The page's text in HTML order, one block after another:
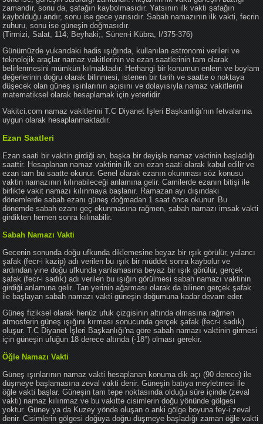
zamandır, sonu da, şafağın kaybolmasıdır. Yatsının ilk vakti şafağın
kaybolduğu andır, sonu ise gece yarısıdır. Sabah namazının ilk vakti, fecrin
zuhuru, sonu ise güneşin doğmasıdır.
(Tirmizi, Salat, 114; Beyhaki;, Sünen-i Kübra, I/375-376)
Günümüzde yukarıdaki hadis ışığında, kullanılan astronomi verileri ve
teknolojik araçlar namaz vakitlerinin ve ezan saatlerinin tam olarak
belirlenmesini mümkün kılmaktadır. Herhangi bir konumun enlem ve boylam
değerlerinin doğru olarak bilinmesi, istenen bir tarih ve saatte o noktaya
düşecek olan güneş ışınlarının açısını ve dolayısıyla namaz vakitlerini
matematiksel olarak hesaplamak için yeterlidir.
Vakitci.com namaz vakitlerini T.C Diyanet İşleri Başkanlığı'nın fetvalarına
uygun olarak hesaplanmaktadır.
Ezan Saatleri
Ezan saati bir vaktin girdiği an, başka bir deyişle namaz vaktinin başladığı
saattir. Hesaplanan namaz vaktinin ilk anı ezan saati olarak kabul edilir ve
ezan tam bu saatte okunur. Genel olarak ezanın okunması söz konusu
vaktin namazının kılınabileceği anlamına gelir. Camilerde ezanın bitişi ile
birlikte vakit namazı kılınmaya başlanır. Ramazan ayı dışındaki
dönemlerde sabah ezanı güneş doğmadan 1 saat önce okunur. Bu
dönemde sabah ezanı geç okunmasına rağmen, sabah namazı imsak vakti
girdikten hemen sonra kılınabilir.
Sabah Namazı Vakti
Gecenin sonunda doğu ufkunda diklemesine beyaz bir ışık görülür, yalancı
şafak (fecr-i kazip) adı verilen bu ışık bir müddet sonra kaybolur ve
ardından yine doğu ufkunda yanlamasına beyaz bir ışık görülür, gerçek
şafak (fecr-i sadık) adı verilen bu ışığın görülmesi sabah namazı vaktinin
girdiği anlamına gelir. Tan yerinin ağarması olarak da bilinen gerçek şafak
ile başlayan sabah namazı vakti güneşin doğumuna kadar devam eder.
Güneş fiziksel olarak henüz ufuk çizgisinin altında olmasına rağmen
atmosferin güneş ışığını kırması sonucunda gerçek şafak (fecr-i sadık)
oluşur. T.C Diyanet İşleri Başkanlığı'na göre sabah namazı vaktinin girmesi
için güneşin ufuğun 18 derece altında (-18°) olması gerekir.
Öğle Namazı Vakti
Güneş ışınlarının namaz vakti hesaplanan konuma dik açı (90 derece) ile
düşmeye başlamasına zeval vakti denir. Güneşin batıya meyletmesi ile
öğle vakti başlar. Güneşin tam tepe noktasında olduğu süre içinde (zeval
vakti) namaz kılınmaz ve bu vakitte cisimlerin doğu yönünde gölgesi
yoktur. Güney ya da Kuzey yönde oluşan o anki gölge boyuna fey-i zeval
denir. Cisimlerin gölgesi doğuya doğru düşmeye başladığı zaman öğle vakti